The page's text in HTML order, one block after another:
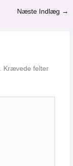
Næste Indlæg →
Krævede felter